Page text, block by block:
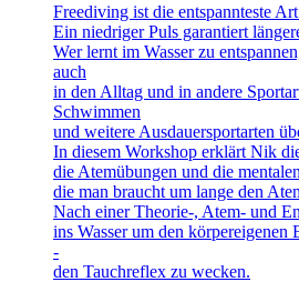
Freediving ist die entspannteste
Ein niedriger Puls garantiert
Wer lernt im Wasser zu
auch
in den Alltag und in andere
Schwimmen
und weitere Ausdauersportarten
In diesem Workshop erklärt Nik
die Atemübungen und die
die man braucht um lange den
Nach einer Theorie-, Atem- und
ins Wasser um den körpereigenen
-
den Tauchreflex zu wecken.